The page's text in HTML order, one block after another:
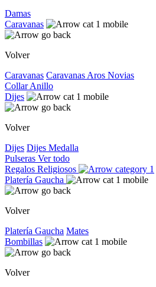
Damas
Caravanas
Volver
Caravanas Caravanas Aros Novias
CollarAnillo
Dijes
Volver
Dijes Dijes Medalla
Pulseras Ver todo
Regalos Religiosos
Platería Gaucha
Volver
Platería Gaucha Mates
Bombillas
Volver